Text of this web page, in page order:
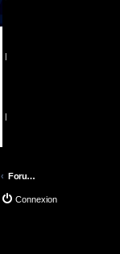
|
|
Forums Acteurs X
Connexion